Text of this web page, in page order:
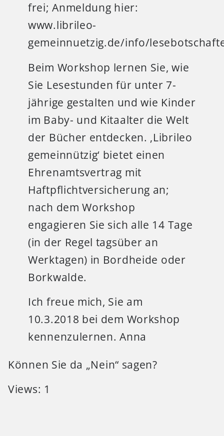
frei; Anmeldung hier:
www.librileo-
gemeinnuetzig.de/info/
Beim Workshop lernen Sie, wie
Sie Lesestunden für unter 7-
jährige gestalten und wie Kinder
im Baby- und Kitaalter die Welt
der Bücher entdecken. ‚Librileo
gemeinnützig‘ bietet einen
Ehrenamtsvertrag mit
Haftpflichtversicherung an;
nach dem Workshop
engagieren Sie sich alle 14 Tage
(in der Regel tagsüber an
Werktagen) in Bordheide oder
Borkwalde.
Ich freue mich, Sie am
10.3.2018 bei dem Workshop
kennenzulernen. Anna
Können Sie da „Nein“ sagen?
Views: 1